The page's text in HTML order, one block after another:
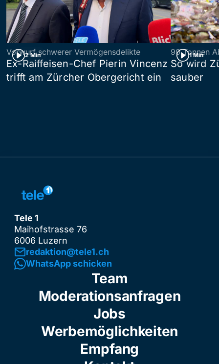
2 Min
Vorwurf schwerer Vermögensdelikte
Ex-Raiffeisen-Chef Pierin Vincenz
trifft am Zürcher Obergericht ein
1 Min
90 Tonnen
So wird
sauber
Tele 1
Maihofstrasse 76
6006 Luzern
redaktion@tele1.ch
WhatsApp schicken
Team
Moderationsanfragen
Jobs
Werbemöglichkeiten
Empfang